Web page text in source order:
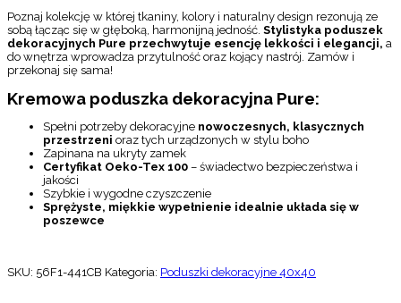
Poznaj kolekcję w której tkaniny, kolory i naturalny design rezonują ze
sobą łącząc się w głęboką, harmonijną jedność. Stylistyka poduszek
dekoracyjnych Pure przechwytuje esencję lekkości i elegancji, a
do wnętrza wprowadza przytulność oraz kojący nastrój. Zamów i
przekonaj się sama!
Kremowa poduszka dekoracyjna Pure:
Spełni potrzeby dekoracyjne nowoczesnych, klasycznych
przestrzeni oraz tych urządzonych w stylu boho
Zapinana na ukryty zamek
Certyfikat Oeko-Tex 100 – świadectwo bezpieczeństwa i
jakości
Szybkie i wygodne czyszczenie
Sprężyste, miękkie wypełnienie idealnie układa się w
poszewce
SKU: 56F1-441CB Kategoria: Poduszki dekoracyjne 40x40